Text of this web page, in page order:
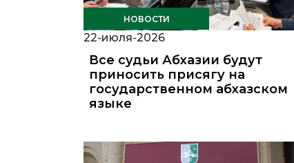
НОВОСТИ
22-июля-2026
Все судьи Абхазии будут
приносить присягу на
государственном абхазском
языке